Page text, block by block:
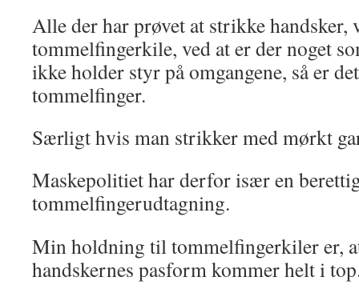
Alle der har prøvet at strikke handsker,
tommelfingerkile, ved at er der noget
ikke holder styr på omgangene, så er
tommelfinger.
Særligt hvis man strikker med mørkt
Maskepolitiet har derfor især en
tommelfingerudtagning.
Min holdning til tommelfingerkiler er,
handskernes pasform kommer helt i